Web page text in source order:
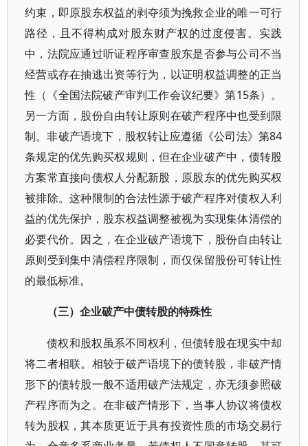
约束，即原股东权益的剥夺须为挽救企业的唯一可行
路径，且不得构成对股东财产权的过度侵害。实践
中，法院应通过听证程序审查股东是否参与公司不当
经营或存在抽逃出资等行为，以证明权益调整的正当
性（《全国法院破产审判工作会议纪要》第15条）。
另一方面，股份自由转让原则在破产程序中也受到限
制。非破产语境下，股权转让应遵循《公司法》第84
条规定的优先购买权规则，但在企业破产中，债转股
方案常直接向债权人分配新股，原股东的优先购买权
被排除。这种限制的合法性源于破产程序对债权人利
益的优先保护，股东权益调整被视为实现集体清偿的
必要代价。因之，在企业破产语境下，股份自由转让
原则受到集中清偿程序限制，而仅保留股份可转让性
的最低标准。
（三）企业破产中债转股的特殊性
债权和股权虽系不同权利，但债转股在现实中却
将二者相联。相较于破产语境下的债转股，非破产情
形下的债转股一般不适用破产法规定，亦无须参照破
产程序而为之。在非破产情形下，当事人协议将债权
转为股权，其本质更近于具有投资性质的市场交易行